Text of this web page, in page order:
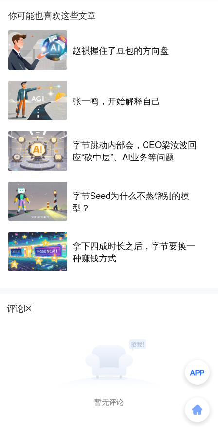
你可能也喜欢这些文章
赵祺握住了豆包的方向盘
张一鸣，开始解释自己
字节跳动内部会，CEO梁汝波回
应“砍中层”、AI业务等问题
字节Seed为什么不蒸馏别的模
型？
拿下四成时长之后，字节要换一
种赚钱方式
评论区
暂无评论